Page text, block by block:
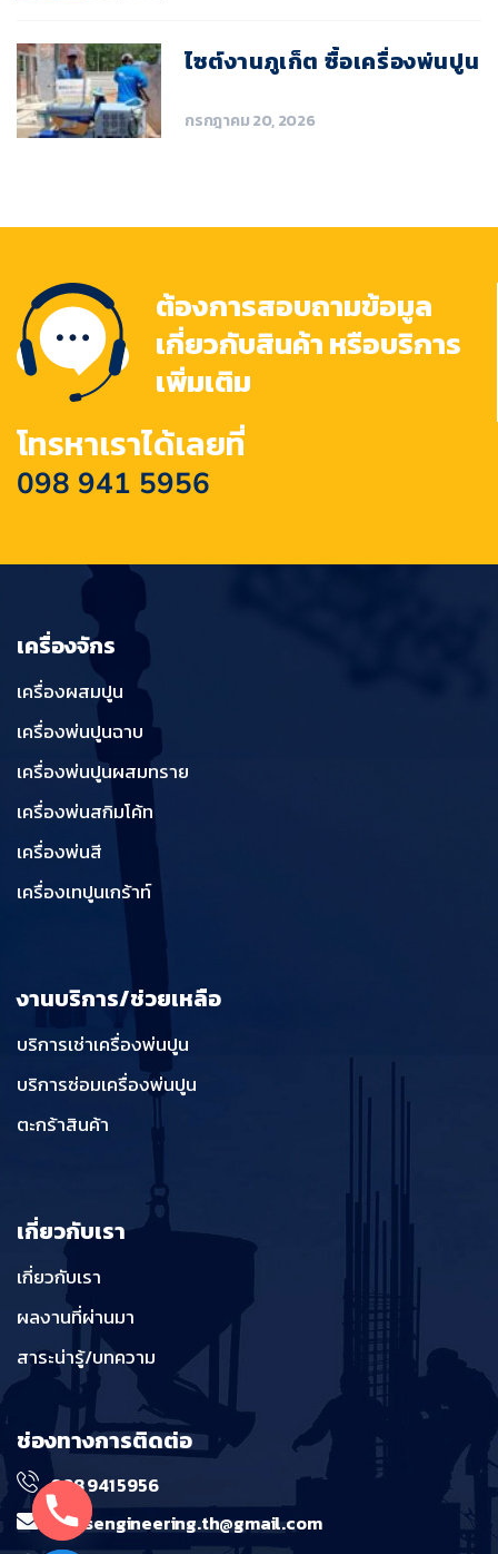
กรกฎาคม 20, 2026
ไซต์งานภูเก็ต ซื้อเครื่องพ่นปูน
ต้องการสอบถามข้อมูล
เกี่ยวกับสินค้า หรือบริการ
เพิ่มเติม
โทรหาเราได้เลยที่
098 941 5956
เครื่องจักร
เครื่องผสมปูน
เครื่องพ่นปูนฉาบ
เครื่องพ่นปูนผสมทราย
เครื่องพ่นสกิมโค้ท
เครื่องพ่นสี
เครื่องเทปูนเกร้าท์
งานบริการ/ช่วยเหลือ
บริการเช่าเครื่องพ่นปูน
บริการซ่อมเครื่องพ่นปูน
ตะกร้าสินค้า
เกี่ยวกับเรา
เกี่ยวกับเรา
ผลงานที่ผ่านมา
สาระน่ารู้/บทความ
ช่องทางการติดต่อ
098 941 5956
massengineering.th@gmail.com